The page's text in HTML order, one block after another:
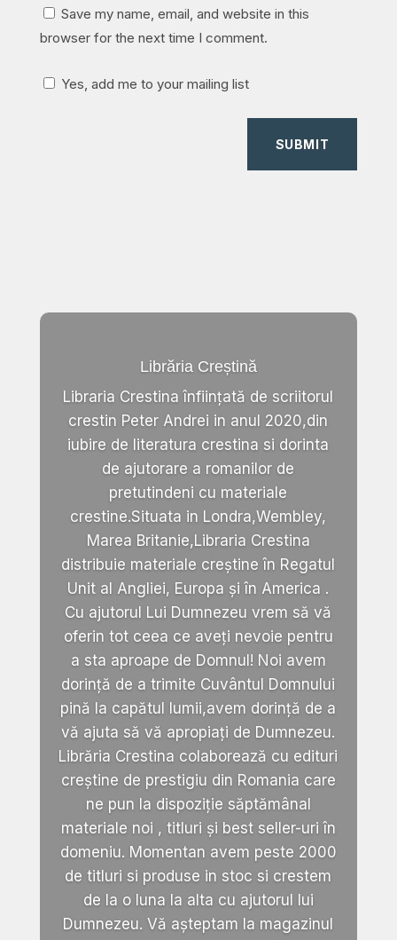
Save my name, email, and website in this
browser for the next time I comment.
Yes, add me to your mailing list
SUBMIT
Librăria Creștină
Libraria Crestina înființată de scriitorul
crestin Peter Andrei in anul 2020,din
iubire de literatura crestina si dorinta
de ajutorare a romanilor de
pretutindeni cu materiale
crestine.Situata in Londra,Wembley,
Marea Britanie,Libraria Crestina
distribuie materiale creștine în Regatul
Unit al Angliei, Europa și în America .
Cu ajutorul Lui Dumnezeu vrem să vă
oferin tot ceea ce aveți nevoie pentru
a sta aproape de Domnul! Noi avem
dorință de a trimite Cuvântul Domnului
pină la capătul lumii,avem dorință de a
vă ajuta să vă apropiați de Dumnezeu.
Librăria Crestina colaborează cu edituri
creștine de prestigiu din Romania care
ne pun la dispoziție săptămânal
materiale noi , titluri și best seller-uri în
domeniu. Momentan avem peste 2000
de titluri si produse in stoc si crestem
de la o luna la alta cu ajutorul lui
Dumnezeu. Vă așteptam la magazinul